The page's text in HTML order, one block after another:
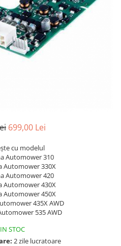
699,00 Lei
cu modelul
Automower 310
Automower 330X
Automower 420
Automower 430X
Automower 450X
435X AWD
535 AWD
IN STOC
2 zile lucratoare